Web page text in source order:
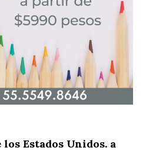
Estados Unidos. a